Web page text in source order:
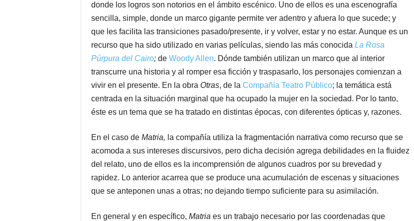
donde los logros son notorios en el ámbito escénico. Uno de ellos es una escenografía
sencilla, simple, donde un marco gigante permite ver adentro y afuera lo que sucede; y
que les facilita las transiciones pasado/presente, ir y volver, estar y no estar. Aunque es un
recurso que ha sido utilizado en varias películas, siendo las más conocida La Rosa
Púrpura del Cairo; de Woody Allen. Dónde también utilizan un marco que al interior
transcurre una historia y al romper esa ficción y traspasarlo, los personajes comienzan a
vivir en el presente. En la obra Otras, de la Compañía Teatro Público; la temática está
centrada en la situación marginal que ha ocupado la mujer en la sociedad. Por lo tanto,
éste es un tema que se ha tratado en distintas épocas, con diferentes ópticas y, razones.
En el caso de Matria, la compañía utiliza la fragmentación narrativa como recurso que se
acomoda a sus intereses discursivos, pero dicha decisión agrega debilidades en la fluidez
del relato, uno de ellos es la incomprensión de algunos cuadros por su brevedad y
rapidez. Lo anterior acarrea que se produce una acumulación de escenas y situaciones
que se anteponen unas a otras; no dejando tiempo suficiente para su asimilación.
En general y en específico, Matria es un trabajo necesario por las coordenadas que